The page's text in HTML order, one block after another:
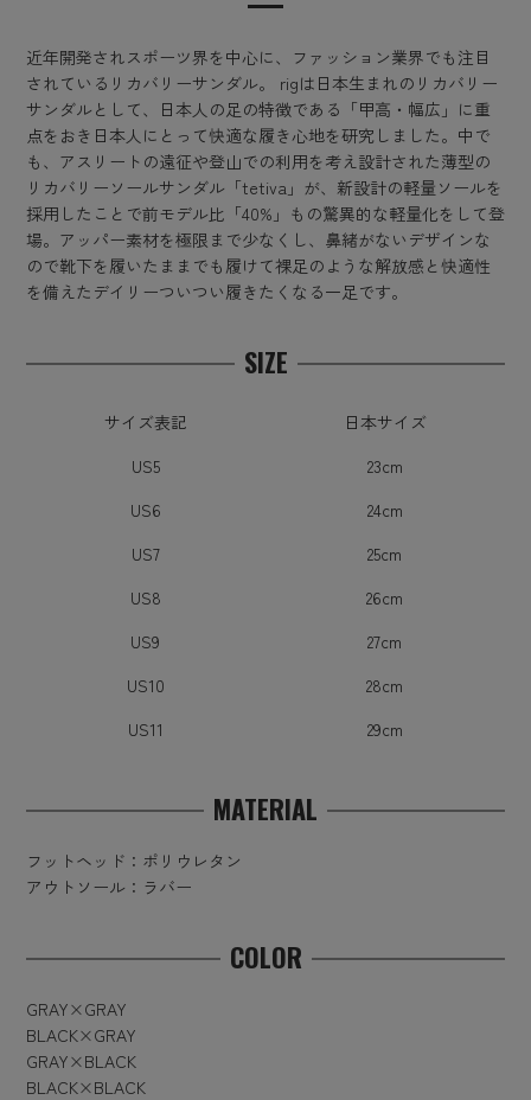
近年開発されスポーツ界を中心に、ファッション業界でも注目
されているリカバリーサンダル。 rigは日本生まれのリカバリー
サンダルとして、日本人の足の特徴である「甲高・幅広」に重
点をおき日本人にとって快適な履き心地を研究しました。中で
も、アスリートの遠征や登山での利用を考え設計された薄型の
リカバリーソールサンダル「tetiva」が、新設計の軽量ソールを
採用したことで前モデル比「40%」もの驚異的な軽量化をして登
場。アッパー素材を極限まで少なくし、鼻緒がないデザインな
ので靴下を履いたままでも履けて裸足のような解放感と快適性
を備えたデイリーついつい履きたくなる一足です。
SIZE
サイズ表記
日本サイズ
US5
23cm
US6
24cm
US7
25cm
US8
26cm
US9
27cm
US10
28cm
US11
29cm
MATERIAL
フットヘッド：ポリウレタン
アウトソール：ラバー
COLOR
GRAY×GRAY
BLACK×GRAY
GRAY×BLACK
BLACK×BLACK